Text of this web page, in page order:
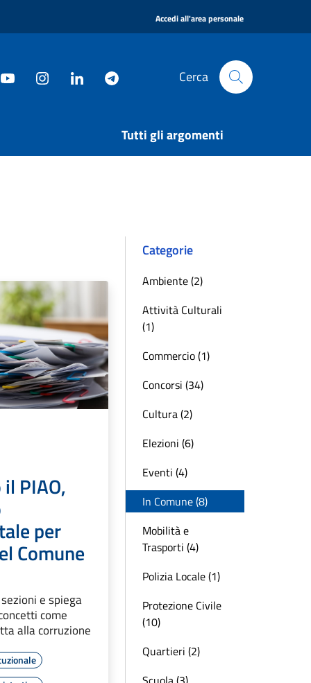
Accedi all'area personale
Cerca
Tutti gli argomenti
PIAO,
per
Comune
e spiega
come
alla corruzione
Categorie
Ambiente (2)
Attività Culturali
(1)
Commercio (1)
Concorsi (34)
Cultura (2)
Elezioni (6)
Eventi (4)
In Comune (8)
Mobilità e
Trasporti (4)
Polizia Locale (1)
Protezione Civile
(10)
Quartieri (2)